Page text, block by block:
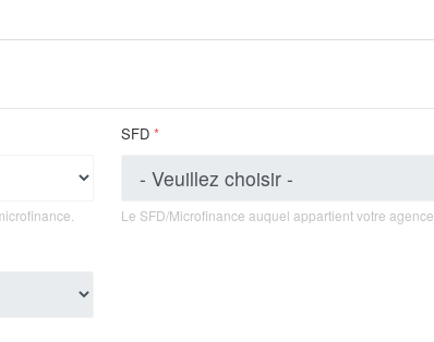
SFD *
Le SFD/Microfinance auquel appartient votre agence.